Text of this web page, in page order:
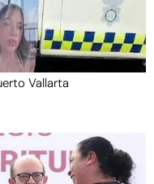
Vallarta